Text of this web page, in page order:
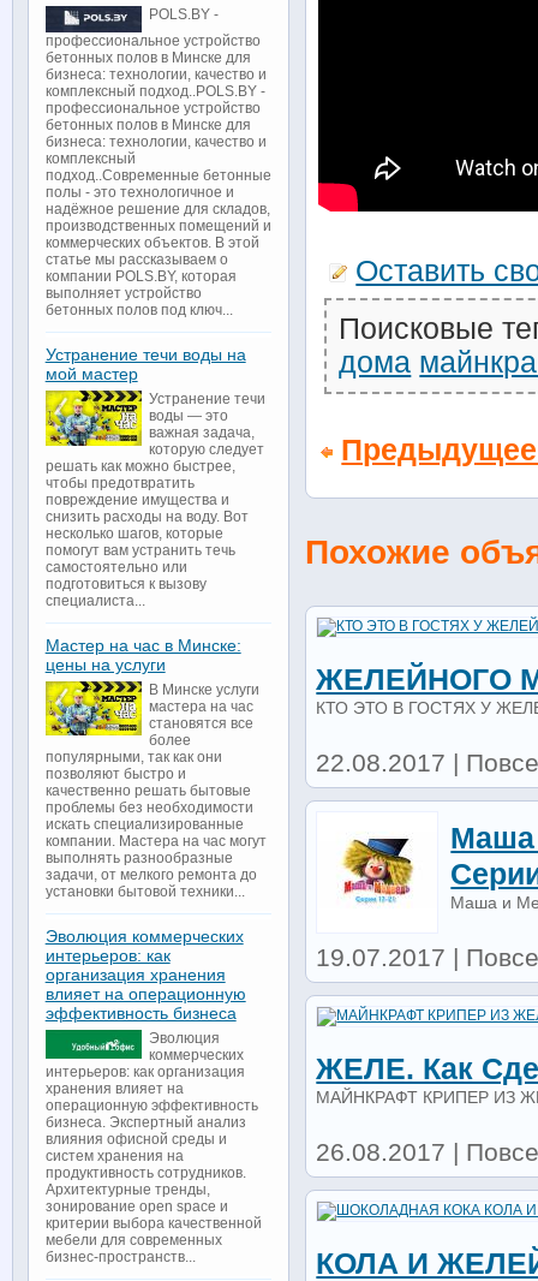
Оставить
Поисковые
дома
Похожие
ЖЕЛЕЙНОГО
КТО ЭТО В ГОСТЯХ У
22.08.2017 |
Маша
Маша и
19.07.2017 |
ЖЕЛЕ. Как
МАЙНКРАФТ КРИПЕР ИЗ
26.08.2017 |
КОЛА И
POLS.BY -
профессиональное устройство
бетонных полов в Минске для
бизнеса: технологии, качество и
комплексный подход..POLS.BY -
профессиональное устройство
бетонных полов в Минске для
бизнеса: технологии, качество и
комплексный
подход..Современные бетонные
полы - это технологичное и
надёжное решение для складов,
производственных помещений и
коммерческих объектов. В этой
статье мы рассказываем о
компании POLS.BY, которая
выполняет устройство
бетонных полов под ключ...
Устранение течи воды на
мой мастер
Устранение течи
воды — это
важная задача,
которую следует
решать как можно быстрее,
чтобы предотвратить
повреждение имущества и
снизить расходы на воду. Вот
несколько шагов, которые
помогут вам устранить течь
самостоятельно или
подготовиться к вызову
специалиста...
Мастер на час в Минске:
цены на услуги
В Минске услуги
мастера на час
становятся все
более
популярными, так как они
позволяют быстро и
качественно решать бытовые
проблемы без необходимости
искать специализированные
компании. Мастера на час могут
выполнять разнообразные
задачи, от мелкого ремонта до
установки бытовой техники...
Эволюция коммерческих
интерьеров: как
организация хранения
влияет на операционную
эффективность бизнеса
Эволюция
коммерческих
интерьеров: как организация
хранения влияет на
операционную эффективность
бизнеса. Экспертный анализ
влияния офисной среды и
систем хранения на
продуктивность сотрудников.
Архитектурные тренды,
зонирование open space и
критерии выбора качественной
мебели для современных
бизнес-пространств...